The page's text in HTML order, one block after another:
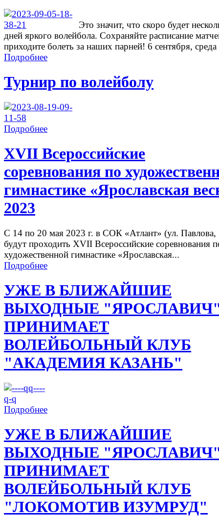
Это значит, что скоро будет
дней яркого волейбола. Сохраняйте расписание
приходите болеть за наших парней! 6 сентября, среда
Подробнее
Турнир по волейболу
Подробнее
ХVII Всероссийские
соревнования по
гимнастике «Ярославская
2023
С 14 по 20 мая 2023 г. в СОК «Атлант» (ул. Павлова,
будут проходить XVII Всероссийские соревнования
художественной гимнастике «Ярославская...
Подробнее
УЖЕ В БЛИЖАЙШИЕ
ВЫХОДНЫЕ
ПРИНИМАЕТ
ВОЛЕЙБОЛЬНЫЙ КЛУБ
"АКАДЕМИЯ КАЗАНЬ"
Подробнее
УЖЕ В БЛИЖАЙШИЕ
ВЫХОДНЫЕ
ПРИНИМАЕТ
ВОЛЕЙБОЛЬНЫЙ КЛУБ
"ЛОКОМОТИВ ИЗУМРУД"